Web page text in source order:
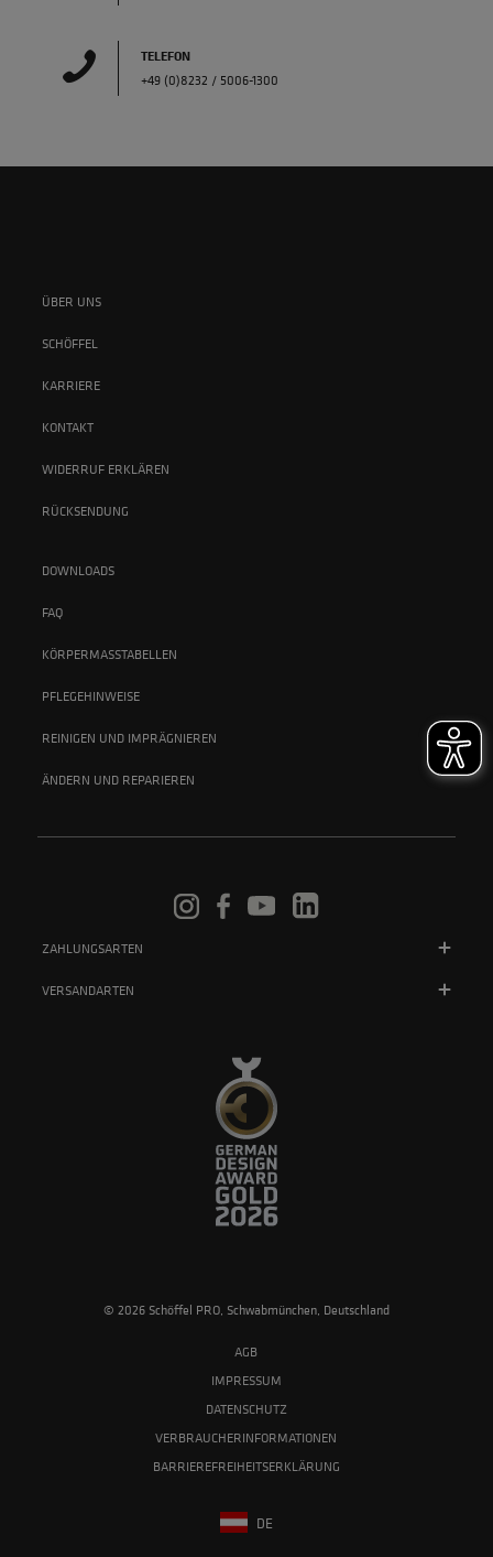
TELEFON
+49 (0)8232 / 5006-1300
ÜBER UNS
SCHÖFFEL
KARRIERE
KONTAKT
WIDERRUF ERKLÄREN
RÜCKSENDUNG
DOWNLOADS
FAQ
KÖRPERMASSTABELLEN
PFLEGEHINWEISE
REINIGEN UND IMPRÄGNIEREN
ÄNDERN UND REPARIEREN
ZAHLUNGSARTEN
VERSANDARTEN
© 2026 Schöffel PRO, Schwabmünchen, Deutschland
AGB
IMPRESSUM
DATENSCHUTZ
VERBRAUCHERINFORMATIONEN
BARRIEREFREIHEITSERKLÄRUNG
DE